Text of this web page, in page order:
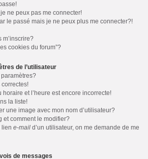
ne peux pas me connecter!
le passé mais je ne peux plus me connecter?!
m’inscrire?
cookies du forum”?
de l’utilisateur
correctes!
horaire et l’heure est encore incorrecte!
la liste!
une image avec mon nom d’utilisateur?
et comment le modifier?
lien e-mail d’un utilisateur, on me demande de me
de messages